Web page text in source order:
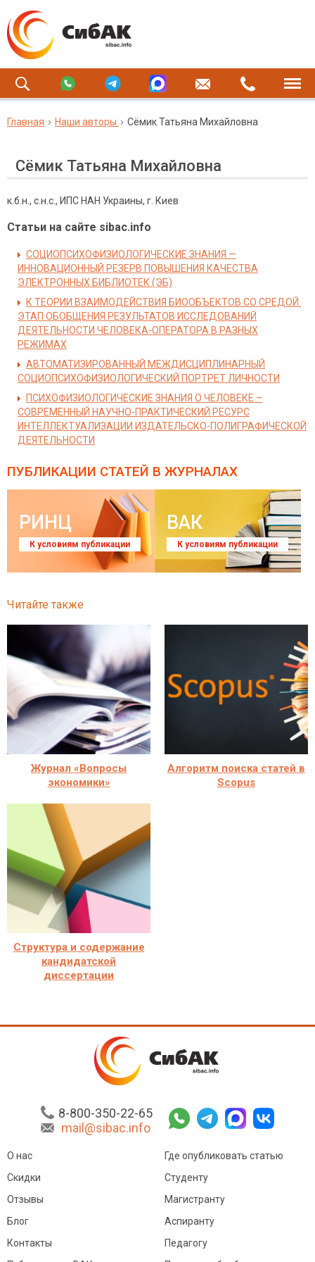
Главная Наши авторы Сёмик Татьяна Михайловна
Сёмик Татьяна Михайловна
к.б.н., с.н.с., ИПС НАН Украины, г. Киев
Статьи на сайте sibac.info
СОЦИОПСИХОФИЗИОЛОГИЧЕСКИЕ ЗНАНИЯ —
ИННОВАЦИОННЫЙ РЕЗЕРВ ПОВЫШЕНИЯ КАЧЕСТВА
ЭЛЕКТРОННЫХ БИБЛИОТЕК (ЭБ)
К ТЕОРИИ ВЗАИМОДЕЙСТВИЯ БИООБЪЕКТОВ СО СРЕДОЙ.
ЭТАП ОБОБЩЕНИЯ РЕЗУЛЬТАТОВ ИССЛЕДОВАНИЙ
ДЕЯТЕЛЬНОСТИ ЧЕЛОВЕКА-ОПЕРАТОРА В РАЗНЫХ
РЕЖИМАХ
АВТОМАТИЗИРОВАННЫЙ МЕЖДИСЦИПЛИНАРНЫЙ
СОЦИОПСИХОФИЗИОЛОГИЧЕСКИЙ ПОРТРЕТ ЛИЧНОСТИ
ПСИХОФИЗИОЛОГИЧЕСКИЕ ЗНАНИЯ О ЧЕЛОВЕКЕ –
СОВРЕМЕННЫЙ НАУЧНО-ПРАКТИЧЕСКИЙ РЕСУРС
ИНТЕЛЛЕКТУАЛИЗАЦИИ ИЗДАТЕЛЬСКО-ПОЛИГРАФИЧЕСКОЙ
ДЕЯТЕЛЬНОСТИ
ПУБЛИКАЦИИ СТАТЕЙ В ЖУРНАЛАХ
РИНЦ
К условиям публикации
ВАК
К условиям публикации
Читайте также
Журнал «Вопросы
экономики»
Алгоритм поиска статей в
Scopus
Структура и содержание
кандидатской
диссертации
8-800-350-22-65
mail@sibac.info
О нас
Скидки
Отзывы
Блог
Контакты
Где опубликовать статью
Студенту
Магистранту
Аспиранту
Педагогу